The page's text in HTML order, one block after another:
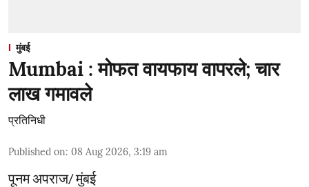
मुंबई
Mumbai : मोफत वायफाय वापरले; चार
लाख गमावले
प्रतिनिधी
Published on: 08 Aug 2026, 3:19 am
पूनम अपराज/ मुंबई